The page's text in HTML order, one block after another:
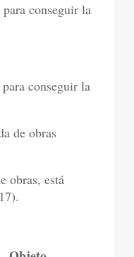
conseguir la
conseguir la
de obras
obras, está